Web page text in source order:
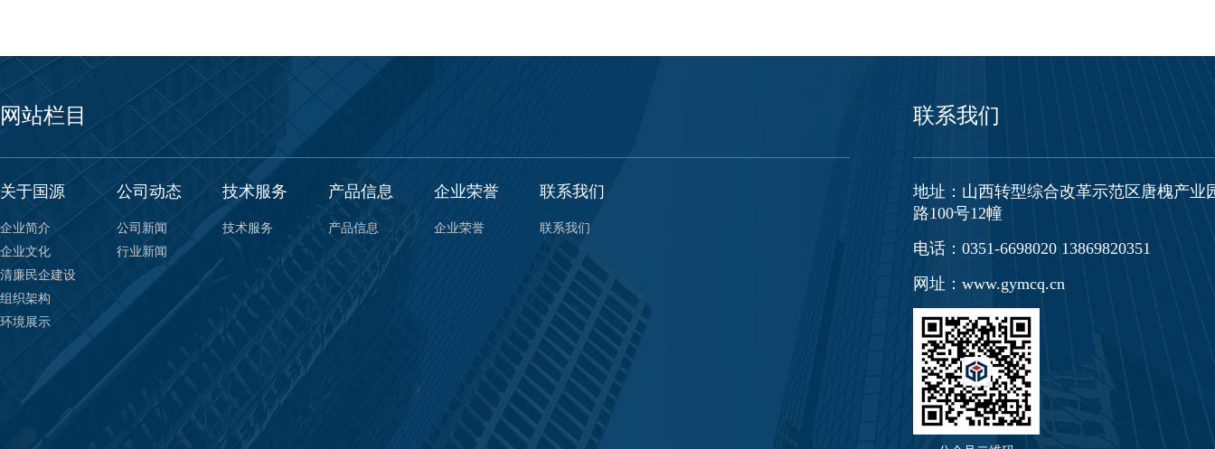
网站栏目
关于国源
企业简介
企业文化
清廉民企建设
组织架构
环境展示
公司动态
公司新闻
行业新闻
技术服务
技术服务
产品信息
产品信息
企业荣誉
企业荣誉
联系我们
联系我们
联系我们
地址：山西转型综合改革示范区唐槐产业
路100号12幢
电话：0351-6698020 13869820351
网址：www.gymcq.cn